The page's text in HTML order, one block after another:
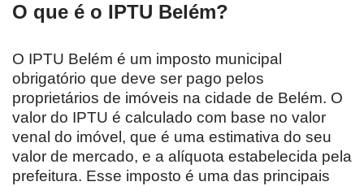
O que é o IPTU Belém?
O IPTU Belém é um imposto municipal
obrigatório que deve ser pago pelos
proprietários de imóveis na cidade de Belém. O
valor do IPTU é calculado com base no valor
venal do imóvel, que é uma estimativa do seu
valor de mercado, e a alíquota estabelecida pela
prefeitura. Esse imposto é uma das principais